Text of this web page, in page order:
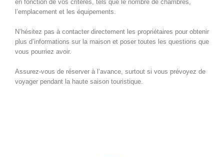
en fonction de vos critères, tels que le nombre de chambres,
l’emplacement et les équipements.
N’hésitez pas à contacter directement les propriétaires pour obtenir
plus d’informations sur la maison et poser toutes les questions que
vous pourriez avoir.
Assurez-vous de réserver à l’avance, surtout si vous prévoyez de
voyager pendant la haute saison touristique.